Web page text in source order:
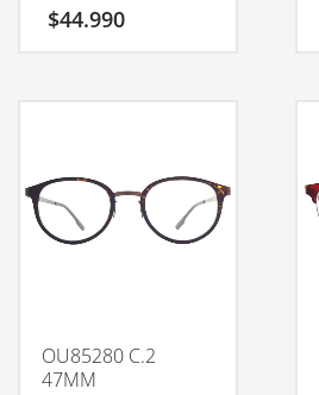
$44.990
OU85280 C.2
47MM